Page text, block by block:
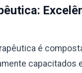
é
capacitados